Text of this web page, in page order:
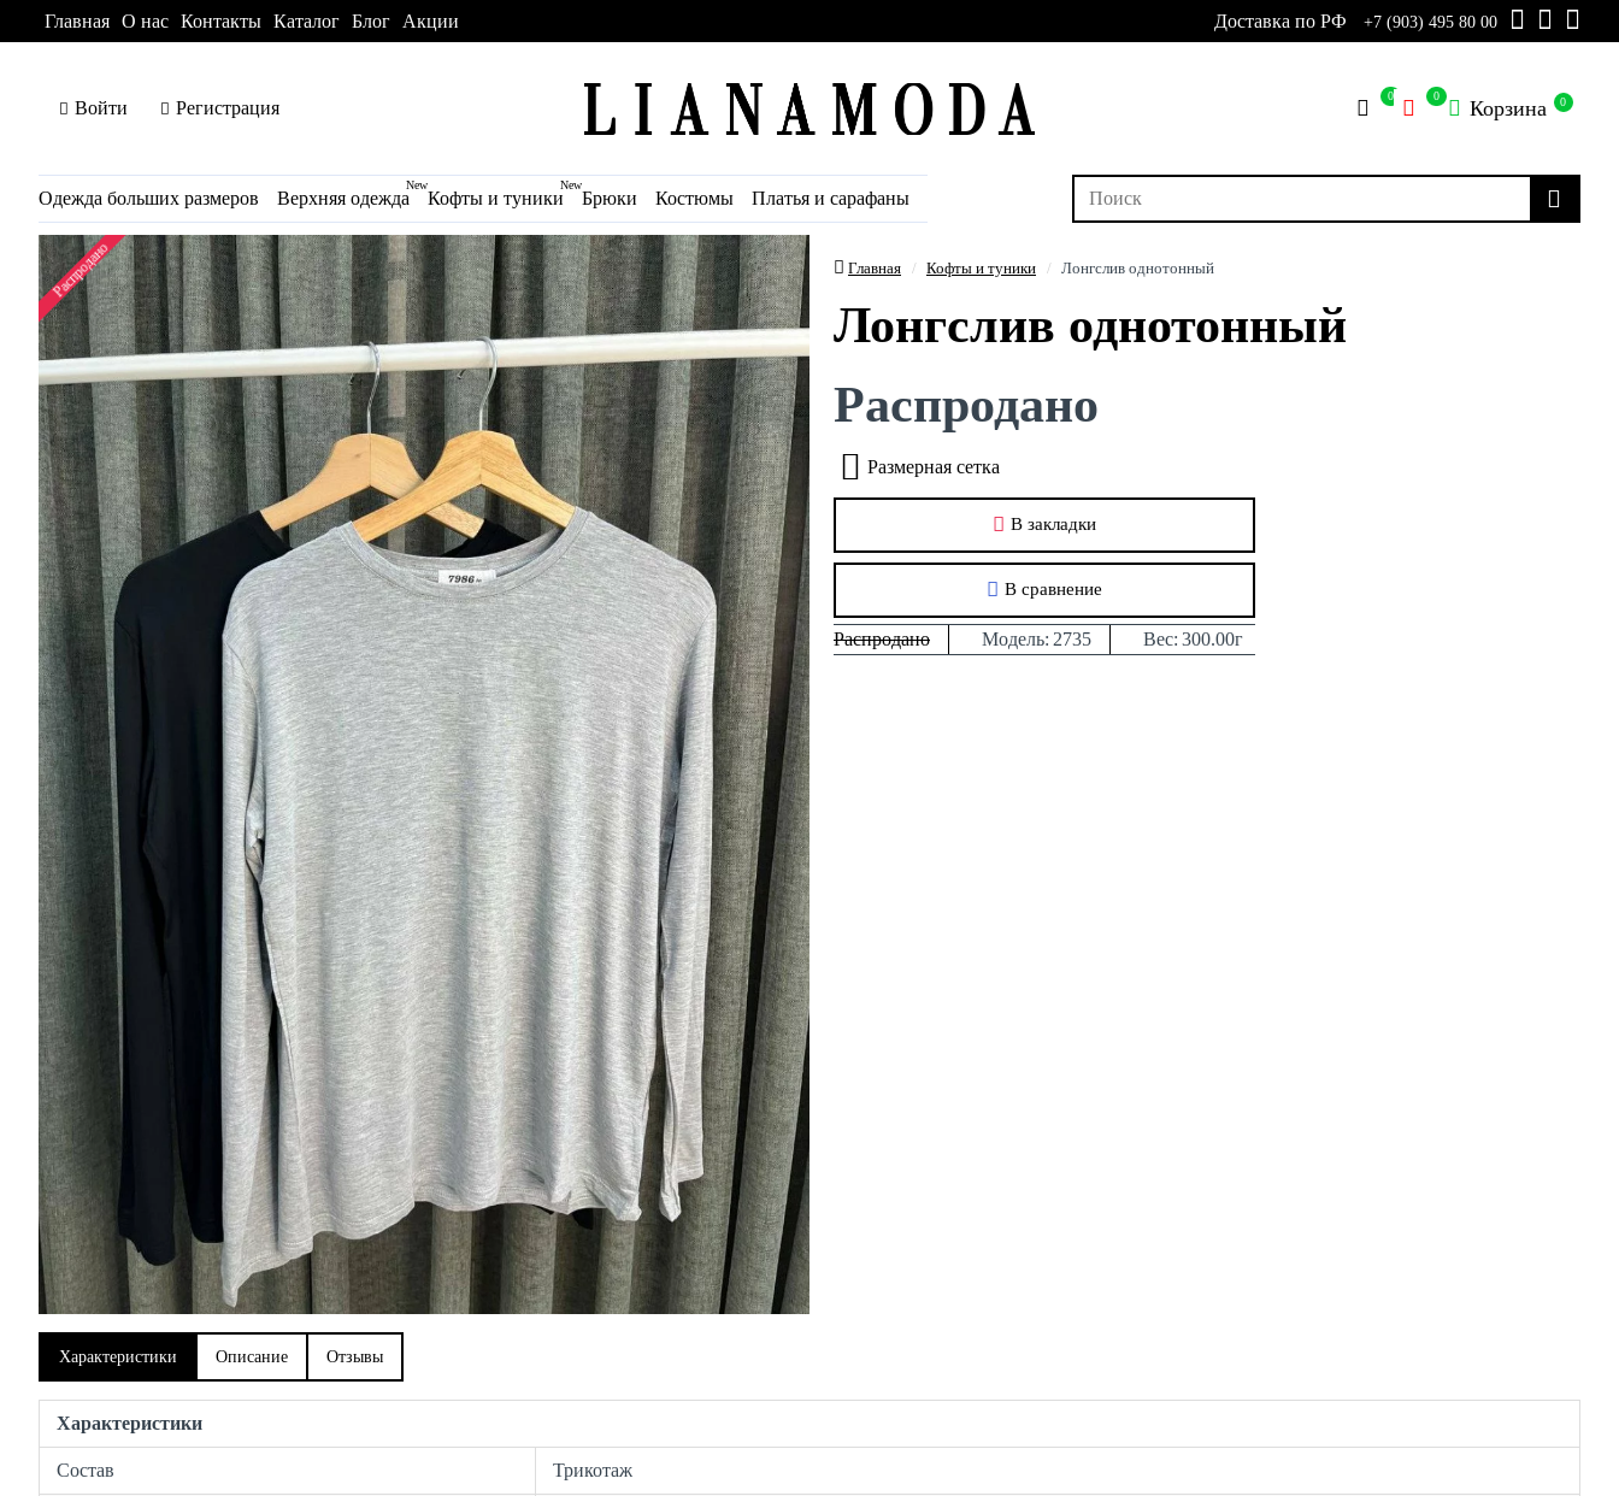
Главная О нас Контакты Каталог Блог Акции Доставка по РФ +7 (903) 495 80 00
Войти Регистрация
0 0 Корзина 0
Одежда больших размеров Верхняя одежда
New
Кофты и туники
New
Брюки Костюмы Платья и сарафаны
Распродано Главная Кофты и туники Лонгслив однотонный
Лонгслив однотонный
Распродано Модель: 2735 Вес: 300.00г
Распродано
В закладки
В сравнение
Размерная сетка
Характеристики Описание Отзывы
Характеристики
Состав Трикотаж